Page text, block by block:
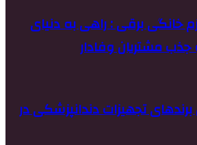
خانگی برقی : راهی به دنیای
مشتریان وفادار
تجهیزات دندانپزشکی در